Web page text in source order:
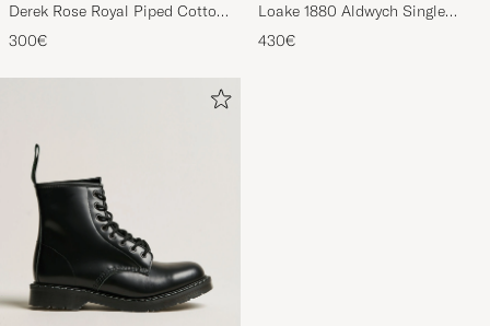
Derek Rose Royal Piped Cotton
Pyjama Set Navy
300€
Loake 1880 Aldwych Single
Oxford Black Calf
430€